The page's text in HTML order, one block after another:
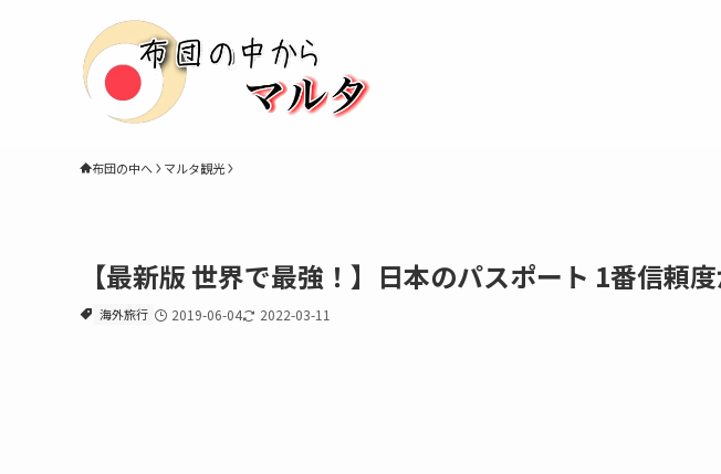
布団の中へ マルタ観光
【最新版 世界で最強！】日本のパスポート 1番信頼
海外旅行 2019-06-04 2022-03-11